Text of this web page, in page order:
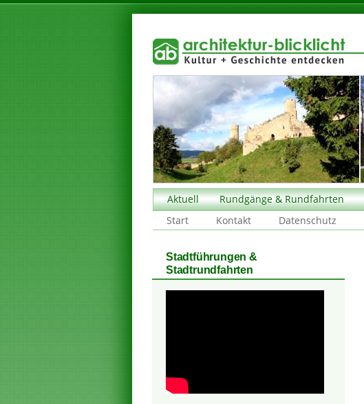
Aktuell Rundgänge & Rundfahrten
Start
Kontakt Datenschutz
Stadtführungen &
Stadtrundfahrten